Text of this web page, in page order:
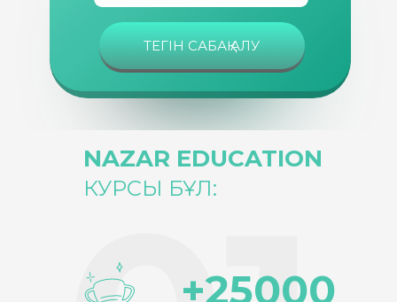
ТЕГІН САБАҚ АЛУ
NAZAR EDUCATION
КУРСЫ БҰЛ:
+25000